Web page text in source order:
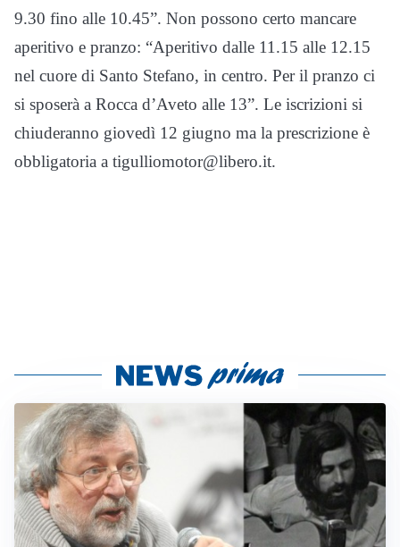
9.30 fino alle 10.45”. Non possono certo mancare
aperitivo e pranzo: “Aperitivo dalle 11.15 alle 12.15
nel cuore di Santo Stefano, in centro. Per il pranzo ci
si sposerà a Rocca d’Aveto alle 13”. Le iscrizioni si
chiuderanno giovedì 12 giugno ma la prescrizione è
obbligatoria a tigulliomotor@libero.it.